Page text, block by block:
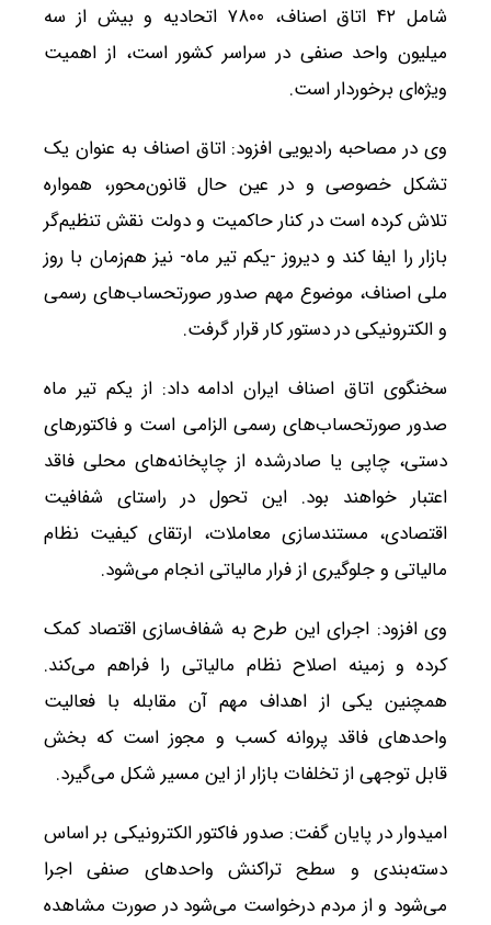
شامل ۴۲ اتاق اصناف، ۷۸۰۰ اتحادیه و بیش از سه
میلیون واحد صنفی در سراسر کشور است، از اهمیت
ویژه‌ای برخوردار است.
وی در مصاحبه رادیویی افزود: اتاق اصناف به عنوان یک
تشکل خصوصی و در عین حال قانون‌محور، همواره
تلاش کرده است در کنار حاکمیت و دولت نقش تنظیم‌گر
بازار را ایفا کند و دیروز -یکم تیر ماه- نیز هم‌زمان با روز
ملی اصناف، موضوع مهم صدور صورتحساب‌های رسمی
و الکترونیکی در دستور کار قرار گرفت.
سخنگوی اتاق اصناف ایران ادامه داد: از یکم تیر ماه
صدور صورتحساب‌های رسمی الزامی است و فاکتورهای
دستی، چاپی یا صادرشده از چاپخانه‌های محلی فاقد
اعتبار خواهند بود. این تحول در راستای شفافیت
اقتصادی، مستندسازی معاملات، ارتقای کیفیت نظام
مالیاتی و جلوگیری از فرار مالیاتی انجام می‌شود.
وی افزود: اجرای این طرح به شفاف‌سازی اقتصاد کمک
کرده و زمینه اصلاح نظام مالیاتی را فراهم می‌کند.
همچنین یکی از اهداف مهم آن مقابله با فعالیت
واحدهای فاقد پروانه کسب و مجوز است که بخش
قابل توجهی از تخلفات بازار از این مسیر شکل می‌گیرد.
امیدوار در پایان گفت: صدور فاکتور الکترونیکی بر اساس
دسته‌بندی و سطح تراکنش واحدهای صنفی اجرا
می‌شود و از مردم درخواست می‌شود در صورت مشاهده